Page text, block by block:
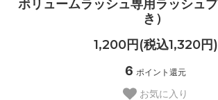
ボリュームラッシュ専用ラッシュ
き）
1,200円(税込1,320円)
6 ポイント還元
お気に入り